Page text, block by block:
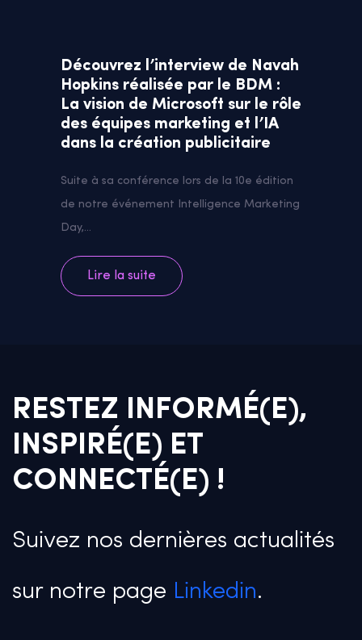
Découvrez l’interview de Navah
Hopkins réalisée par le BDM :
La vision de Microsoft sur le rôle
des équipes marketing et l’IA
dans la création publicitaire
Suite à sa conférence lors de la 10e édition
de notre événement Intelligence Marketing
Day,...
Lire la suite
RESTEZ INFORMÉ(E),
INSPIRÉ(E) ET
CONNECTÉ(E) !
Suivez nos dernières actualités
sur notre page Linkedin.